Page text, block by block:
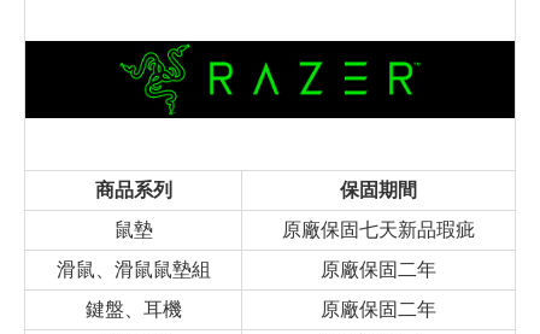
商品系列
保固期間
鼠墊
原廠保固七天新品瑕疵
滑鼠、滑鼠鼠墊組
原廠保固二年
鍵盤、耳機
原廠保固二年